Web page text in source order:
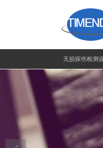
无损探伤检测